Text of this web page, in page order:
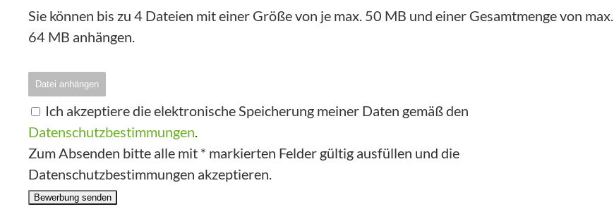
Sie können bis zu 4 Dateien mit einer Größe von je max. 50 MB und einer Gesamtmenge von max.
64 MB anhängen.
Datei anhängen
Ich akzeptiere die elektronische Speicherung meiner Daten gemäß den
Datenschutzbestimmungen.
Zum Absenden bitte alle mit * markierten Felder gültig ausfüllen und die
Datenschutzbestimmungen akzeptieren.
Bewerbung senden